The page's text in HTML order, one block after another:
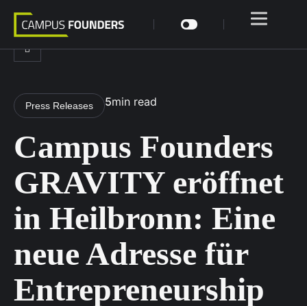
Press Releases 5min read
Campus Founders
GRAVITY eröffnet
in Heilbronn: Eine
neue Adresse für
Entrepreneurship